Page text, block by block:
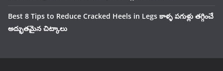
Best 8 Tips to Reduce Cracked Heels in Legs కాళ్ళ పగుళ్లు తగ్గించే
అద్భుతమైన చిట్కాలు